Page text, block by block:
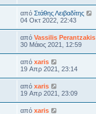
από Στάθης Λειβαδίτης
04 Οκτ 2022, 22:43
από Vassilis Perantzakis
30 Μάιος 2021, 12:59
από xaris
19 Απρ 2021, 23:14
από xaris
19 Απρ 2021, 23:09
από xaris